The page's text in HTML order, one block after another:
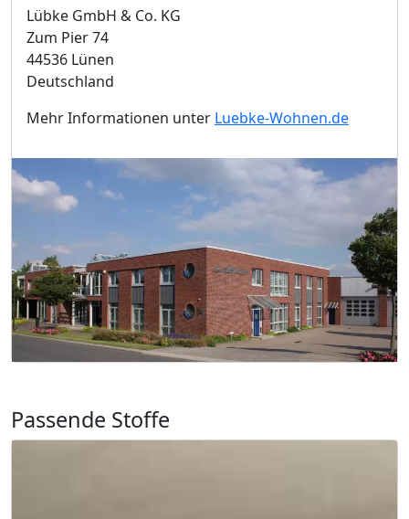
Lübke GmbH & Co. KG
Zum Pier 74
44536 Lünen
Deutschland
Mehr Informationen unter Luebke-Wohnen.de
Passende Stoffe